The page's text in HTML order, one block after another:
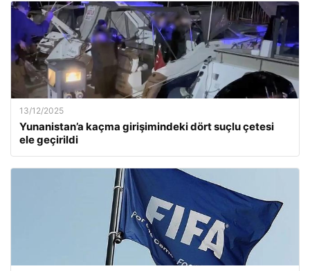
13/12/2025
Yunanistan’a kaçma girişimindeki dört suçlu çetesi
ele geçirildi